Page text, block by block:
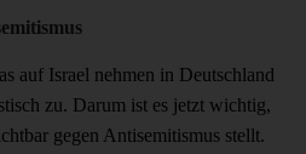
auf Israel nehmen in Deutschland
zu. Darum ist es jetzt wichtig,
gegen Antisemitismus stellt.